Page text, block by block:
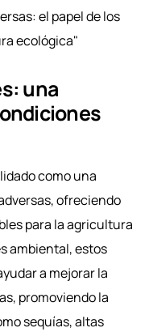
el papel de los
ecológica"
una
como una
ofreciendo
para la agricultura
ambiental, estos
a mejorar la
promoviendo la
sequías, altas